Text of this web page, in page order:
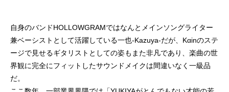
自身のバンドHOLLOWGRAMではなんとメインソングライター
兼ベーシストとして活躍している一也-Kazuya-だが、Kαinのステ
ージで見せるギタリストとしての姿もまた非凡であり、楽曲の世
界観に完全にフィットしたサウンドメイクは間違いなく一級品
だ。